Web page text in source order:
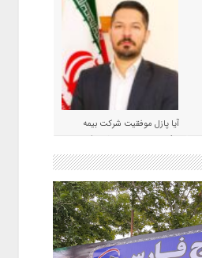
آیا پازل موفقیت شرکت بیمه
حکمت صبا در سال ۱۴۰۵ کامل می
شود؟!